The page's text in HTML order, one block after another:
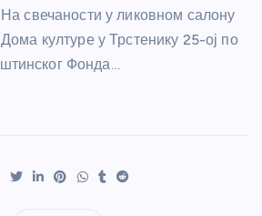
На свечаности у ликовном салону
Дома културе у Трстенику 25-ој по
Фонда…